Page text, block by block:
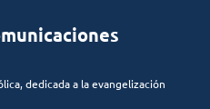
dedicada a la evangelización